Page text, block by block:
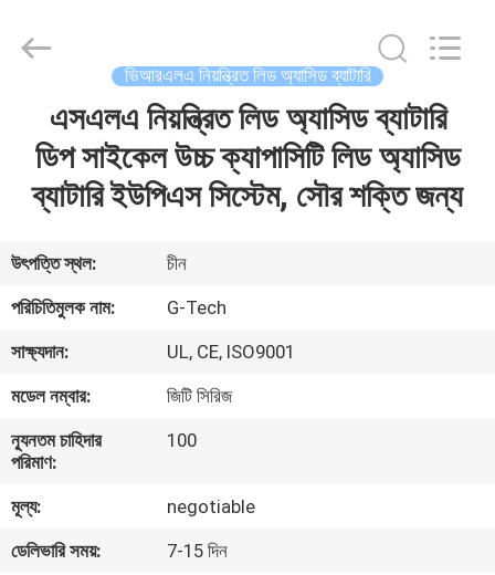
পণ্য
আমাদের
সম্বন্ধে
কারখানা
পরিদর্শন
নিয়ন্ত্রণ
POWER
GROUP.
ভিআরএলএ নিয়ন্ত্রিত লিড অ্যাসিড ব্যাটারি
এসএলএ নিয়ন্ত্রিত লিড অ্যাসিড ব্যাটারি
ডিপ সাইকেল উচ্চ ক্যাপাসিটি লিড অ্যাসিড
ব্যাটারি ইউপিএস সিস্টেম, সৌর শক্তি জন্য
উৎপত্তি স্থল:
চীন
পরিচিতিমুলক নাম:
G-Tech
সাক্ষ্যদান:
UL, CE, ISO9001
মডেল নম্বার:
জিটি সিরিজ
ন্যূনতম চাহিদার
পরিমাণ:
100
মূল্য:
negotiable
ডেলিভারি সময়:
7-15 দিন